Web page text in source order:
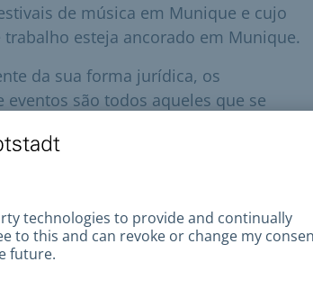
de música em Munique e cujo
esteja ancorado em Munique.
da sua forma jurídica, os
eventos são todos aqueles que se
independentemente de serem
culturais, colectivos, DJs ou
de autorização de representação
mediante pedido.
têm uma participação